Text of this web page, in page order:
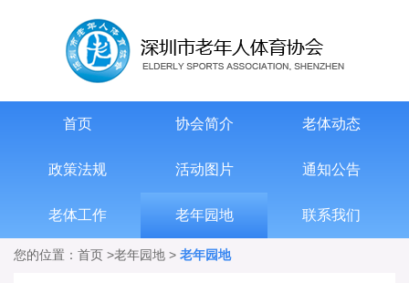
首页 协会简介 老体动态
政策法规 活动图片 通知公告
老体工作 老年园地 联系我们
您的位置： 首页 >老年园地 > 老年园地